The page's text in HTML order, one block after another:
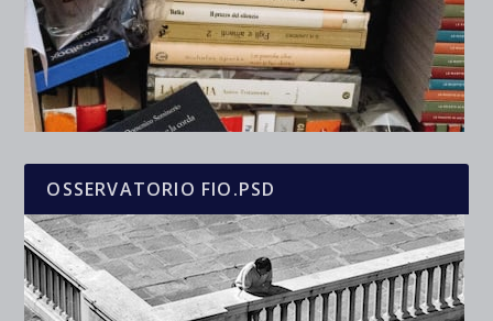
OSSERVATORIO FIO.PSD